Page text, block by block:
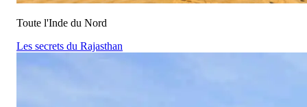
Toute l'Inde du Nord
Les secrets du Rajasthan